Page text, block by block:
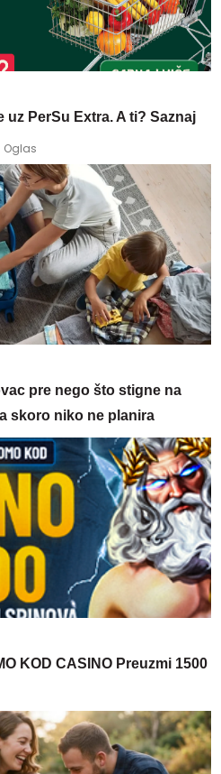
uz PerSu Extra. A ti? Saznaj
pre nego što stigne na
skoro niko ne planira
KOD CASINO Preuzmi 1500